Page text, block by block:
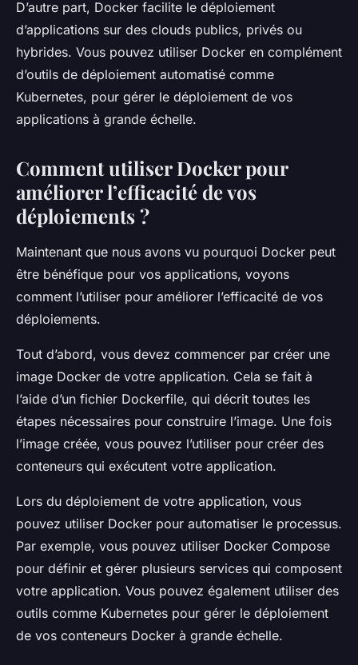
D’autre part, Docker facilite le déploiement
d’applications sur des clouds publics, privés ou
hybrides. Vous pouvez utiliser Docker en complément
d’outils de déploiement automatisé comme
Kubernetes, pour gérer le déploiement de vos
applications à grande échelle.
Comment utiliser Docker pour
améliorer l’efficacité de vos
déploiements ?
Maintenant que nous avons vu pourquoi Docker peut
être bénéfique pour vos applications, voyons
comment l’utiliser pour améliorer l’efficacité de vos
déploiements.
Tout d’abord, vous devez commencer par créer une
image Docker de votre application. Cela se fait à
l’aide d’un fichier Dockerfile, qui décrit toutes les
étapes nécessaires pour construire l’image. Une fois
l’image créée, vous pouvez l’utiliser pour créer des
conteneurs qui exécutent votre application.
Lors du déploiement de votre application, vous
pouvez utiliser Docker pour automatiser le processus.
Par exemple, vous pouvez utiliser Docker Compose
pour définir et gérer plusieurs services qui composent
votre application. Vous pouvez également utiliser des
outils comme Kubernetes pour gérer le déploiement
de vos conteneurs Docker à grande échelle.